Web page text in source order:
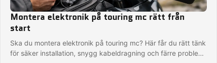
Montera elektronik på touring mc rätt från
start
Ska du montera elektronik på touring mc? Här får du rätt tänk
för säker installation, snygg kabeldragning och färre problem